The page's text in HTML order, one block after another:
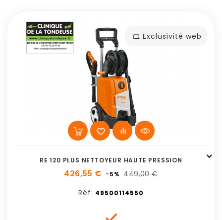
Exclusivité web
RE 120 PLUS NETTOYEUR HAUTE PRESSION
426,55 € -5% 449,00 €
Réf: 49500114550